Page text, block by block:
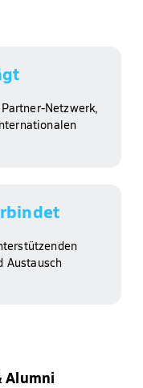
Netzwerk,
Austausch
Alumni​